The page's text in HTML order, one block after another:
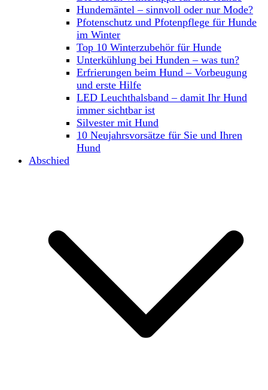
Hundemäntel – sinnvoll oder nur Mode?
Pfotenschutz und Pfotenpflege für Hunde
im Winter
Top 10 Winterzubehör für Hunde
Unterkühlung bei Hunden – was tun?
Erfrierungen beim Hund – Vorbeugung
und erste Hilfe
LED Leuchthalsband – damit Ihr Hund
immer sichtbar ist
Silvester mit Hund
10 Neujahrsvorsätze für Sie und Ihren
Hund
Abschied